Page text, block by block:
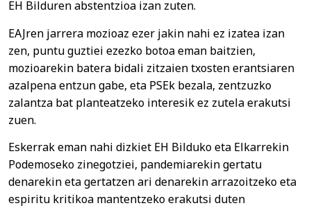
EH Bilduren abstentzioa izan zuten.
EAJren jarrera mozioaz ezer jakin nahi ez izatea izan
zen, puntu guztiei ezezko botoa eman baitzien,
mozioarekin batera bidali zitzaien txosten erantsiaren
azalpena entzun gabe, eta PSEk bezala, zentzuzko
zalantza bat planteatzeko interesik ez zutela erakutsi
zuen.
Eskerrak eman nahi dizkiet EH Bilduko eta Elkarrekin
Podemoseko zinegotziei, pandemiarekin gertatu
denarekin eta gertatzen ari denarekin arrazoitzeko eta
espiritu kritikoa mantentzeko erakutsi duten